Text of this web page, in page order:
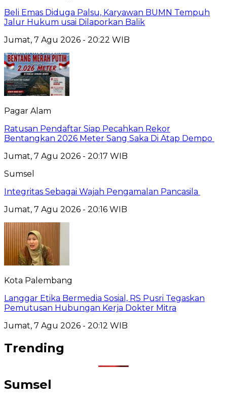
Beli Emas Diduga Palsu, Karyawan BUMN Tempuh
Jalur Hukum usai Dilaporkan Balik
Jumat, 7 Agu 2026 - 20:22 WIB
Pagar Alam
Ratusan Pendaftar Siap Pecahkan Rekor
Bentangkan 2026 Meter Sang Saka Di Atap Dempo
Jumat, 7 Agu 2026 - 20:17 WIB
Sumsel
Integritas Sebagai Wajah Pengamalan Pancasila
Jumat, 7 Agu 2026 - 20:16 WIB
Kota Palembang
Langgar Etika Bermedia Sosial, RS Pusri Tegaskan
Pemutusan Hubungan Kerja Dokter Mitra
Jumat, 7 Agu 2026 - 20:12 WIB
Trending
Sumsel